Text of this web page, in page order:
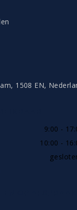
1508 EN,
9:00 -
10:00 -